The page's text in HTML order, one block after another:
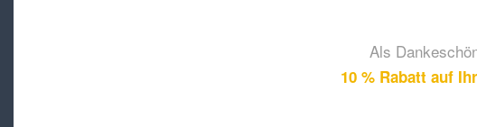
Als
10 % Rabatt auf